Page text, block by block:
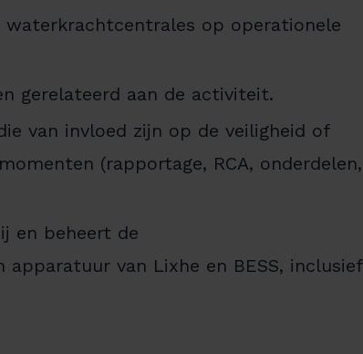
op operationele
gerelateerd aan de activiteit.
van invloed zijn op de veiligheid of
(rapportage, RCA, onderdelen,
en beheert de
apparatuur van Lixhe en BESS, inclusief